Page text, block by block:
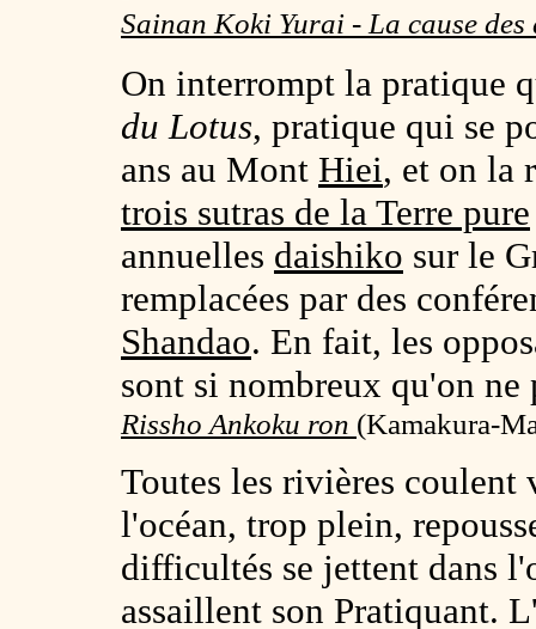
Sainan Koki Yurai - La cause des
On interrompt la pratique
du Lotus, pratique qui se
ans au Mont Hiei, et on la
trois sutras de la Terre pure
annuelles daishiko sur le
remplacées par des
Shandao. En fait, les
sont si nombreux qu'on ne
Rissho Ankoku ron (Kamakura-
Toutes les rivières coulent
l'océan, trop plein,
difficultés se jettent dans
assaillent son Pratiquant.